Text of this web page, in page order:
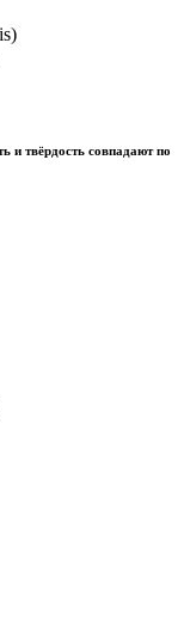
и твёрдость совпадают по